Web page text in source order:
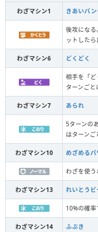
わざマシン1 きあいパン
後攻にな
ットした
わざマシン6 どくどく
相手を「
ターンごと
わざマシン7 あられ
5ターンの
はターン
わざマシン10 めざめるパ
わざを使う
わざマシン13 れいとうビ
10%の確
わざマシン14 ふぶき